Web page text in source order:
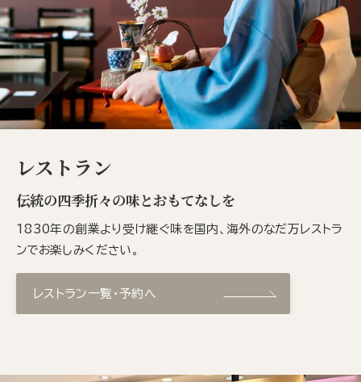
レストラン
伝統の四季折々の味とおもてなしを
1830年の創業より受け継ぐ味を国内、海外のなだ万レストラ
ンでお楽しみください。
レストラン一覧・予約へ